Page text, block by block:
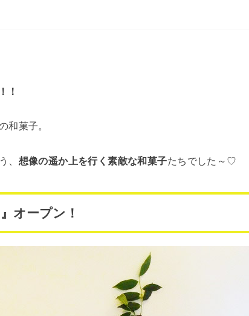
！
和菓子。
、 想像の遥か上を行く素敵な和菓子たちでした～♡
オープン！